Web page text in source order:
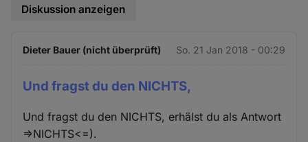
Diskussion anzeigen
Dieter Bauer (nicht überprüft) So. 21 Jan 2018 - 00:29
Und fragst du den NICHTS,
Und fragst du den NICHTS, erhälst du als Antwort
=>NICHTS<=).